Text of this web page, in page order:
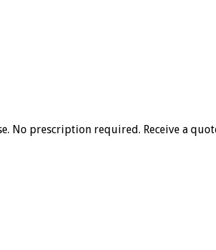
No prescription required. Receive a